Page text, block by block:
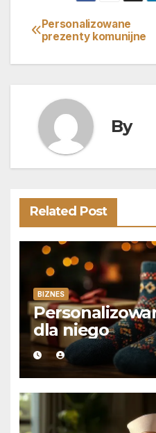
Nawigacja
wpisu
Personalizowane
prezenty komunijne
By
Related Post
BIZNES
dla niego